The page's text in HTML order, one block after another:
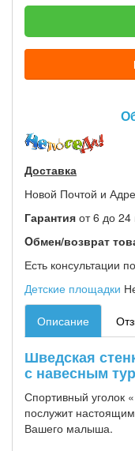
Доставка
Новой Почтой и
Гарантия от 6 до
Oбмен/возврат
Есть консультации
Детские площадки
Описание
Шведская
с навесным
Спортивный уголок
послужит
Вашего малыша.